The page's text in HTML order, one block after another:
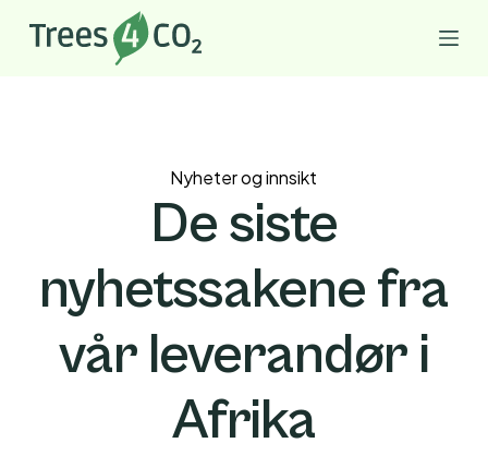
G
Nyheter og innsikt
De siste
nyhetssakene fra
vår leverandør i
Afrika